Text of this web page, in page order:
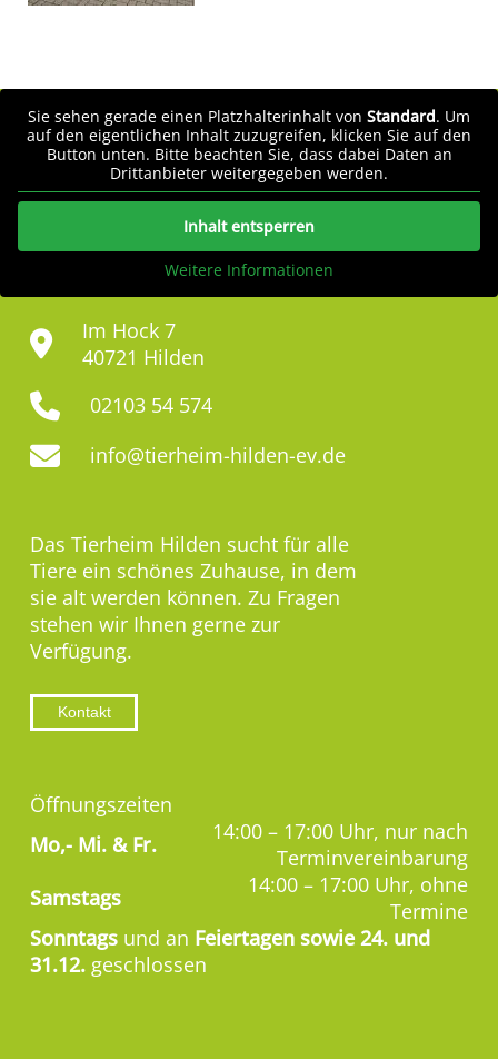
Sie sehen gerade einen Platzhalterinhalt von Standard. Um
auf den eigentlichen Inhalt zuzugreifen, klicken Sie auf den
Button unten. Bitte beachten Sie, dass dabei Daten an
Drittanbieter weitergegeben werden.
Inhalt entsperren
Weitere Informationen
Im Hock 7
40721 Hilden
02103 54 574
info@tierheim-hilden-ev.de
Das Tierheim Hilden sucht für alle
Tiere ein schönes Zuhause, in dem
sie alt werden können. Zu Fragen
stehen wir Ihnen gerne zur
Verfügung.
Kontakt
Öffnungszeiten
Mo,- Mi. & Fr.
14:00 – 17:00 Uhr, nur nach
Terminvereinbarung
Samstags
14:00 – 17:00 Uhr, ohne
Termine
Sonntags und an Feiertagen sowie 24. und
31.12. geschlossen